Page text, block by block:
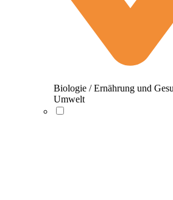
Biologie / Ernährung und
Umwelt